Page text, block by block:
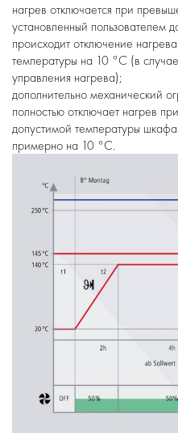
нагрев отключается при
установленный пользователем
происходит отключение
температуры на 10 °C (в
управления нагрева);
дополнительно механический
полностью отключает нагрев
допустимой температуры
примерно на 10 °C.